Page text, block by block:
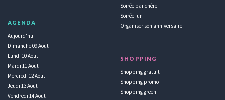
AGENDA
Aujourd'hui
Dimanche 09 Aout
Lundi 10 Aout
Mardi 11 Aout
Mercredi 12 Aout
Jeudi 13 Aout
Vendredi 14 Aout
Soirée par chère
Soirée fun
Organiser son anniversaire
SHOPPING
Shopping gratuit
Shopping promo
Shopping green